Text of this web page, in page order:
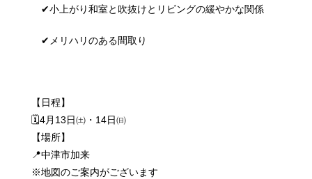
✔小上がり和室と吹抜けとリビングの緩やかな関係
✔メリハリのある間取り
【日程】
🗓4月13日㈯・14日㈰
【場所】
📍中津市加来
※地図のご案内がございます